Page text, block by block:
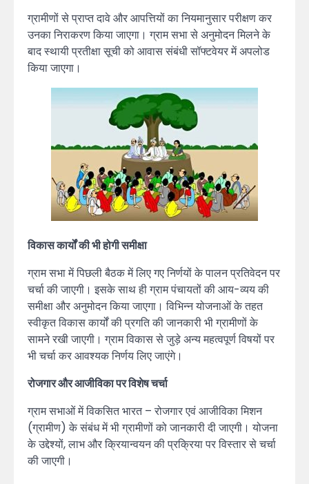
ग्रामीणों से प्राप्त दावे और आपत्तियों का नियमानुसार परीक्षण कर
उनका निराकरण किया जाएगा। ग्राम सभा से अनुमोदन मिलने के
बाद स्थायी प्रतीक्षा सूची को आवास संबंधी सॉफ्टवेयर में अपलोड
किया जाएगा।
विकास कार्यों की भी होगी समीक्षा
ग्राम सभा में पिछली बैठक में लिए गए निर्णयों के पालन प्रतिवेदन पर
चर्चा की जाएगी। इसके साथ ही ग्राम पंचायतों की आय-व्यय की
समीक्षा और अनुमोदन किया जाएगा। विभिन्न योजनाओं के तहत
स्वीकृत विकास कार्यों की प्रगति की जानकारी भी ग्रामीणों के
सामने रखी जाएगी। ग्राम विकास से जुड़े अन्य महत्वपूर्ण विषयों पर
भी चर्चा कर आवश्यक निर्णय लिए जाएंगे।
रोजगार और आजीविका पर विशेष चर्चा
ग्राम सभाओं में विकसित भारत – रोजगार एवं आजीविका मिशन
(ग्रामीण) के संबंध में भी ग्रामीणों को जानकारी दी जाएगी। योजना
के उद्देश्यों, लाभ और क्रियान्वयन की प्रक्रिया पर विस्तार से चर्चा
की जाएगी।